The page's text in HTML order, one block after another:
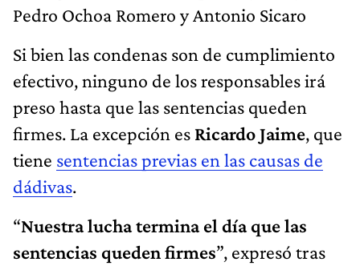
Pedro Ochoa Romero y Antonio Sicaro
Si bien las condenas son de cumplimiento
efectivo, ninguno de los responsables irá
preso hasta que las sentencias queden
firmes. La excepción es Ricardo Jaime, que
tiene sentencias previas en las causas de
dádivas.
“Nuestra lucha termina el día que las
sentencias queden firmes”, expresó tras